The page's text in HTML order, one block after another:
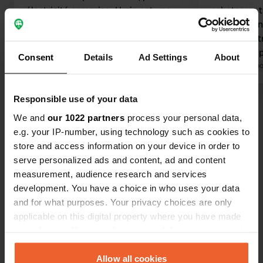
Consent Details Ad Settings About
Responsible use of your data
We and our 1022 partners process your personal data,
e.g. your IP-number, using technology such as cookies to
store and access information on your device in order to
serve personalized ads and content, ad and content
measurement, audience research and services
development. You have a choice in who uses your data
and for what purposes. Your privacy choices are only
applicable on this digital property where you have made
any time from the Cookie Declaration or by clicking on
the Privacy trigger icon.Allow all cookies
électricité comprise. Urzig est une
derrière est bruyante, mais on s'en
acheter un
plus tard,
déjà sur
n'est
avec de
Traduit par
Voir tous les 64 avis
Es-tu déjà venu ici ?